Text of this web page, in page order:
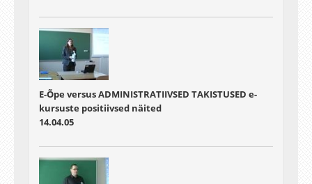
E-Õpe versus ADMINISTRATIIVSED TAKISTUSED e-
kursuste positiivsed näited
14.04.05